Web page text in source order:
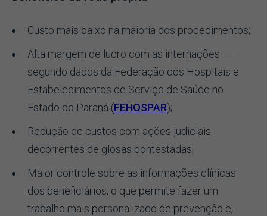
Custo mais baixo na maioria dos procedimentos;
Alta margem de lucro com as internações —
segundo dados da Federação dos Hospitais e
Estabelecimentos de Serviço de Saúde no
Estado do Paraná (FEHOSPAR);
Redução de custos com ações judiciais
decorrentes de glosas contestadas;
Maior controle sobre as informações clínicas
dos beneficiários, o que permite fazer um
trabalho mais personalizado de prevenção e,